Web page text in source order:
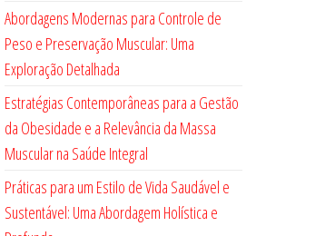
Abordagens Modernas para Controle de
Peso e Preservação Muscular: Uma
Exploração Detalhada
Estratégias Contemporâneas para a Gestão
da Obesidade e a Relevância da Massa
Muscular na Saúde Integral
Práticas para um Estilo de Vida Saudável e
Sustentável: Uma Abordagem Holística e